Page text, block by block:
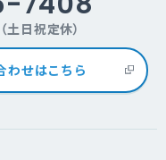
日祝定休）
わせはこちら